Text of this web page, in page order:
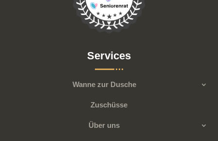
Services
Wanne zur Dusche
Zuschüsse
Über uns